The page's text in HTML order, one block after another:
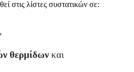
στις λίστες συστατικών σε:
,
θερμίδωνκαι